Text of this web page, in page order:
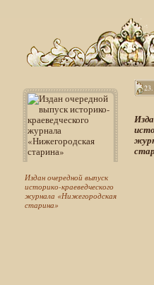
Издан очередной выпуск
историко-краеведческого
журнала «Нижегородская
старина»